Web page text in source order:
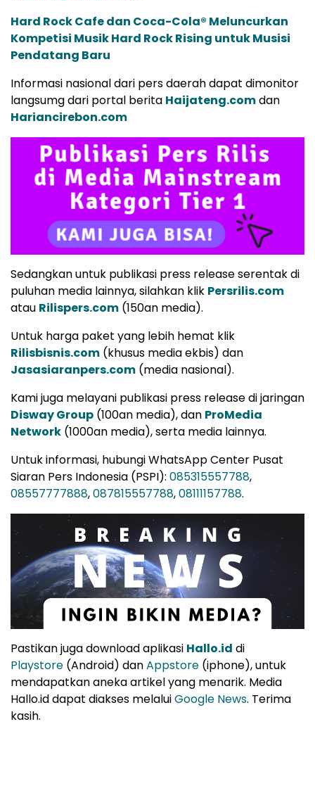
Hard Rock Cafe dan Coca-Cola® Meluncurkan
Kompetisi Musik Hard Rock Rising untuk Musisi
Pendatang Baru
Informasi nasional dari pers daerah dapat dimonitor
langsumg dari portal berita Haijateng.comdan
Hariancirebon.com
Sedangkan untuk publikasi press release serentak di
puluhan media lainnya, silahkan klik Persrilis.com
atau Rilispers.com (150an media).
Untuk harga paket yang lebih hemat klik
Rilisbisnis.com (khusus media ekbis) dan
Jasasiaranpers.com (media nasional).
Kami juga melayani publikasi press release di jaringan
Disway Group (100an media), dan ProMedia
Network (1000an media), serta media lainnya.
Untuk informasi, hubungi WhatsApp Center Pusat
Siaran Pers Indonesia (PSPI): 085315557788,
08557777888,087815557788,08111157788.
Pastikan juga download aplikasi Hallo.id di
Playstore (Android) danAppstore (iphone), untuk
mendapatkan aneka artikel yang menarik. Media
Hallo.id dapat diakses melaluiGoogle News. Terima
kasih.